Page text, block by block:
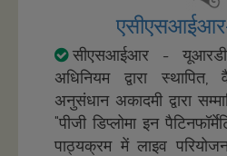
एसीएसआईआर-
सीएसआईआर -
अधिनियम द्वारा
अनुसंधान अकादमी द्वारा
"पीजी डिप्लोमा इन
पाठ्यक्रम में लाइव